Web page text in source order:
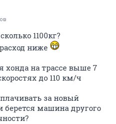
1100кг?
ниже
хонда на трассе выше 7
до 110 км/ч
за новый
берется машина другого